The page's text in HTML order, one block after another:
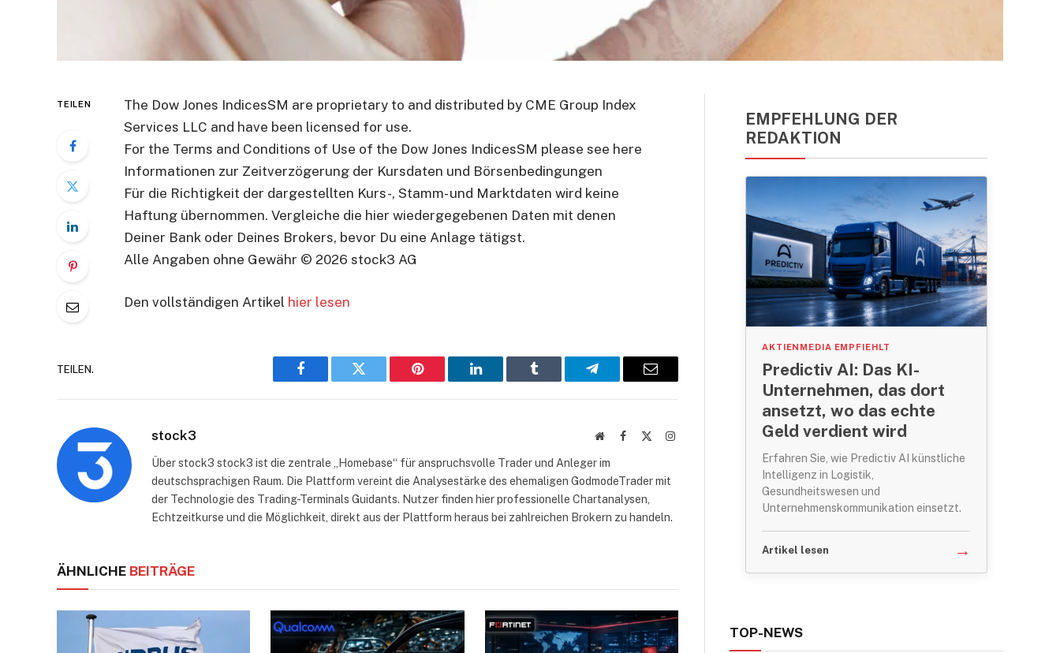
TEILEN
The Dow Jones IndicesSM are proprietary to and distributed by CME Group Index
Services LLC and have been licensed for use.
For the Terms and Conditions of Use of the Dow Jones IndicesSM please see here
Informationen zur Zeitverzögerung der Kursdaten und Börsenbedingungen
Für die Richtigkeit der dargestellten Kurs-, Stamm- und Marktdaten wird keine
Haftung übernommen. Vergleiche die hier wiedergegebenen Daten mit denen
Deiner Bank oder Deines Brokers, bevor Du eine Anlage tätigst.
Alle Angaben ohne Gewähr © 2026 stock3 AG
Den vollständigen Artikel hier lesen
TEILEN.
Facebook Twitter Pinterest LinkedIn Tumblr Telegram E-
stock3 WebsiteFacebook Instagram
Über stock3 stock3 ist die zentrale „Homebase“ für anspruchsvolle Trader und Anleger im
deutschsprachigen Raum. Die Plattform vereint die Analysestärke des ehemaligen GodmodeTrader mit
der Technologie des Trading-Terminals Guidants. Nutzer finden hier professionelle Chartanalysen,
Echtzeitkurse und die Möglichkeit, direkt aus der Plattform heraus bei zahlreichen Brokern zu handeln.
ÄHNLICHE BEITRÄGE
EMPFEHLUNG DER
REDAKTION
AKTIENMEDIA EMPFIEHLT
Predictiv AI: Das KI-
Unternehmen, das dort
ansetzt, wo das echte
Geld verdient wird
Erfahren Sie, wie Predictiv AI künstliche
Intelligenz in Logistik,
Gesundheitswesen und
Unternehmenskommunikation einsetzt.
Artikel lesen →
TOP-NEWS